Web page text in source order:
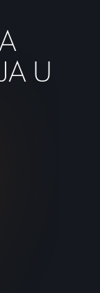
U